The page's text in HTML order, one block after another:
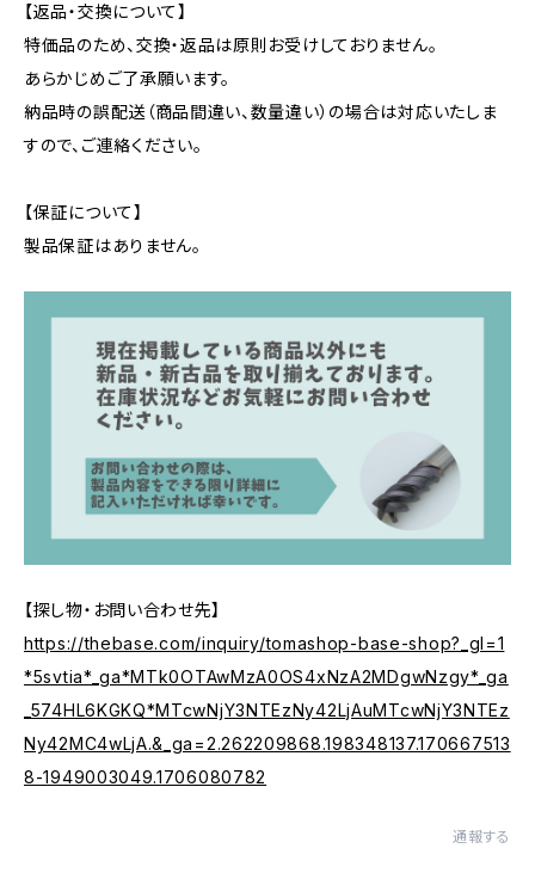
【返品・交換について】
特価品のため、交換・返品は原則お受けしておりません。
あらかじめご了承願います。
納品時の誤配送（商品間違い、数量違い）の場合は対応いたしま
すので、ご連絡ください。
【保証について】
製品保証はありません。
【探し物・お問い合わせ先】
https://thebase.com/inquiry/tomashop-base-shop?_gl=1
*5svtia*_ga*MTk0OTAwMzA0OS4xNzA2MDgwNzgy*_ga
_574HL6KGKQ*MTcwNjY3NTEzNy42LjAuMTcwNjY3NTEz
Ny42MC4wLjA.&_ga=2.262209868.198348137.170667513
8-1949003049.1706080782
通報する